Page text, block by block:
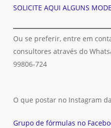
SOLICITE AQUI ALGUNS
Ou se preferir, entre em
consultores através do
99806-724
O que postar no Instagram
Grupo de fórmulas no